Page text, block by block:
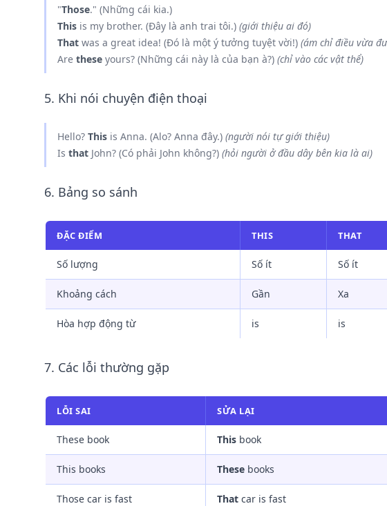
"Those." (Những cái kia.)
This is my brother. (Đây là anh trai tôi.) (giới thiệu ai đó)
That was a great idea! (Đó là một ý tưởng tuyệt vời!) (ám chỉ điều vừa
Are these yours? (Những cái này là của bạn à?) (chỉ vào các vật thể)
5. Khi nói chuyện điện thoại
Hello? This is Anna. (Alo? Anna đây.) (người nói tự giới thiệu)
Is that John? (Có phải John không?) (hỏi người ở đầu dây bên kia là ai)
6. Bảng so sánh
ĐẶC ĐIỂM THIS THAT
Số lượng Số ít Số ít
Khoảng cách Gần Xa
Hòa hợp động từ is is
7. Các lỗi thường gặp
LỖI SAI SỬA LẠI
These book This book
This books These books
Those car is fast That car is fast